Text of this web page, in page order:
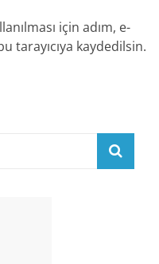
için adım, e-
tarayıcıya kaydedilsin.